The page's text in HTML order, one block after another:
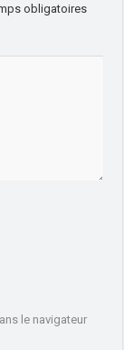
obligatoires
le navigateur